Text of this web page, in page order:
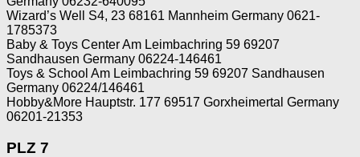
Wizard’s Well S4, 23 68161 Mannheim Germany 0621-
1785373
Baby & Toys Center Am Leimbachring 59 69207
Sandhausen Germany 06224-146461
Toys & School Am Leimbachring 59 69207 Sandhausen
Germany 06224/146461
Hobby&More Hauptstr. 177 69517 Gorxheimertal Germany
06201-21353
PLZ 7